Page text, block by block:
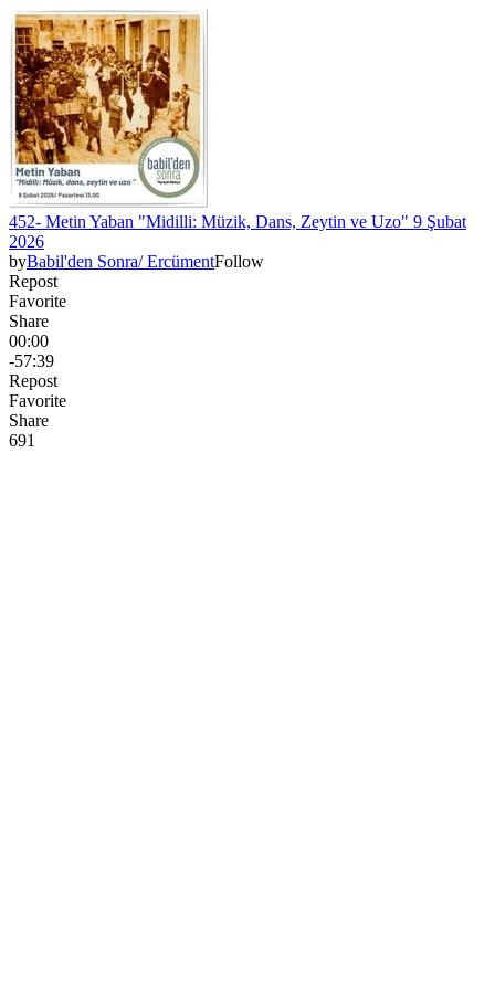
452- Metin Yaban "Midilli: Müzik, Dans, Zeytin ve Uzo" 9 Şubat
2026
byBabil'den Sonra/ ErcümentFollow
Repost
Favorite
Share
00:00
-57:39
Repost
Favorite
Share
691